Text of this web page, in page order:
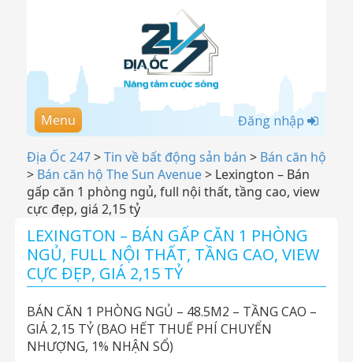
Menu Đăng nhập
Địa Ốc 247>Tin về bất động sản bán > Bán căn hộ
> Bán căn hộ The Sun Avenue> Lexington – Bán
gấp căn 1 phòng ngủ, full nội thất, tầng cao, view
cực đẹp, giá 2,15 tỷ
LEXINGTON – BÁN GẤP CĂN 1 PHÒNG
NGỦ, FULL NỘI THẤT, TẦNG CAO, VIEW
CỰC ĐẸP, GIÁ 2,15 TỶ
BÁN CĂN 1 PHÒNG NGỦ – 48.5M2 – TẦNG CAO –
GIÁ 2,15 TỶ (BAO HẾT THUẾ PHÍ CHUYỂN
NHƯỢNG, 1% NHẬN SỔ)